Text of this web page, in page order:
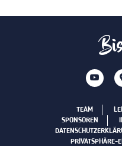
TEAM
SPONSOREN
PRIVATSPHÄRE-